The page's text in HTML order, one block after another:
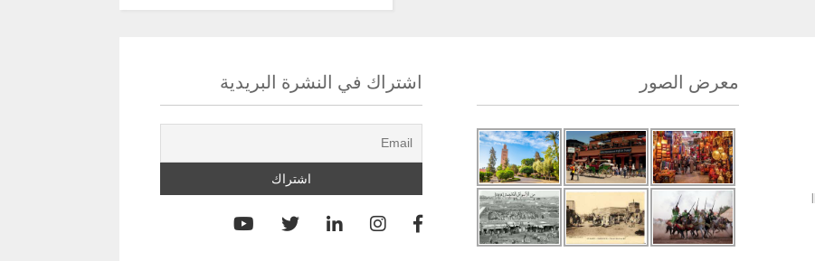
معرض الصور اشتراك في النشرة البريدية